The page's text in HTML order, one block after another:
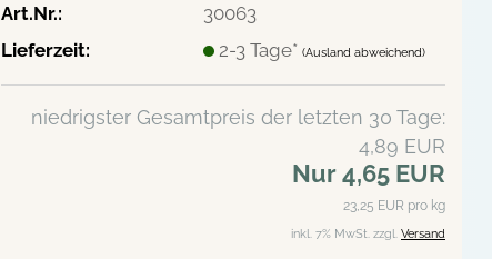
Art.Nr.:
30063
Lieferzeit:
2-3 Tage* (Ausland abweichend)
niedrigster Gesamtpreis der letzten 30 Tage:
4,89 EUR
Nur 4,65 EUR
23,25 EUR pro kg
inkl. 7% MwSt. zzgl. Versand